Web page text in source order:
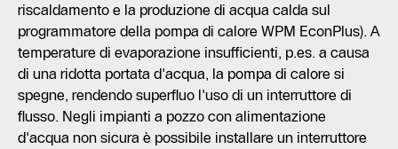
riscaldamento e la produzione di acqua calda sul
programmatore della pompa di calore WPM EconPlus). A
temperature di evaporazione insufficienti, p.es. a causa
di una ridotta portata d'acqua, la pompa di calore si
spegne, rendendo superfluo l'uso di un interruttore di
flusso. Negli impianti a pozzo con alimentazione
d'acqua non sicura è possibile installare un interruttore